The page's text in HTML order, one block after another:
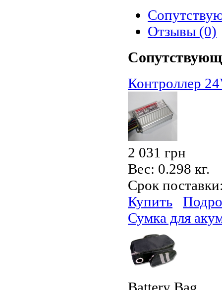
Отзывы (0)
Контроллер
2 031 грн
Вес: 0.298 кг.
Срок
Купить
Сумка для